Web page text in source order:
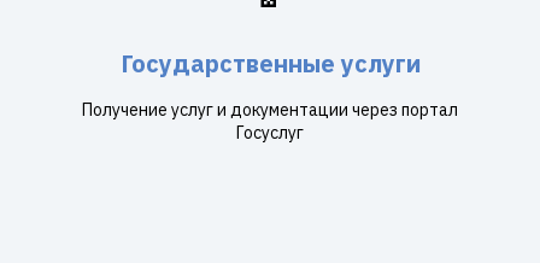
Государственные услуги
Получение услуг и документации через портал
Госуслуг